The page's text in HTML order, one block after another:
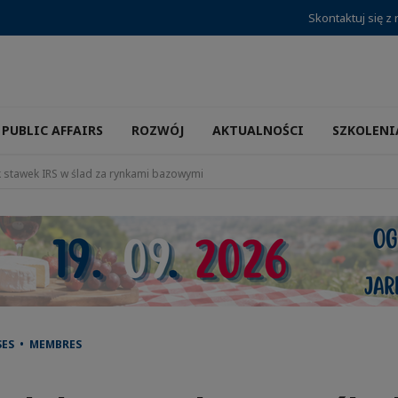
Skontaktuj się z
PUBLIC AFFAIRS ROZWÓJ AKTUALNOŚCI
stawek IRS w ślad za rynkami bazowymi
• MEMBRES